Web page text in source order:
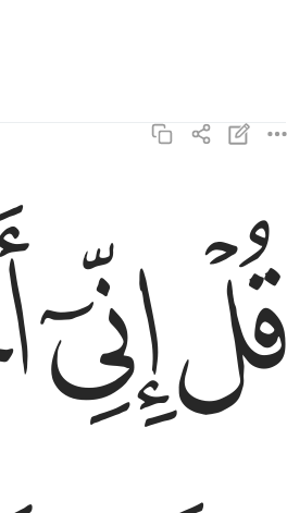
قل اني اخاف ان عصيت ربي عذاب يوم
قُلْ إِنِّىٓ أَخَافُ إِنْ عَصَيْتُ رَبِّى عَذَابَ يَوْمٍ
ﱑﱒ